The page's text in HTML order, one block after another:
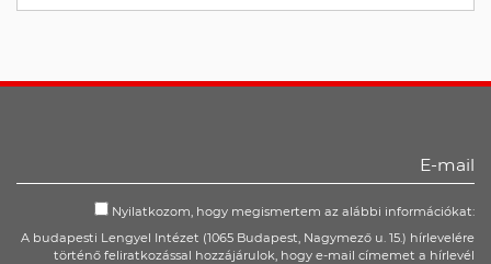
Nyilatkozom, hogy megismertem az alábbi információkat:
A budapesti Lengyel Intézet (1065 Budapest, Nagymező u. 15.) hírlevelére
történő feliratkozással hozzájárulok, hogy e-mail címemet a hírlevél